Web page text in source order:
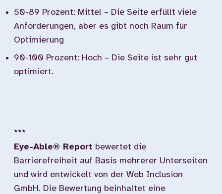
50-89 Prozent: Mittel – Die Seite erfüllt viele
Anforderungen, aber es gibt noch Raum für
Optimierung
90-100 Prozent: Hoch – Die Seite ist sehr gut
optimiert.
***
Eye-Able® Report bewertet die
Barrierefreiheit auf Basis mehrerer Unterseiten
und wird entwickelt von der Web Inclusion
GmbH. Die Bewertung beinhaltet eine